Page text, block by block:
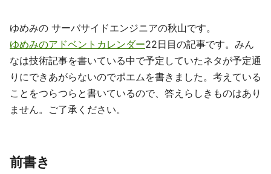
ゆめみの サーバサイドエンジニアの秋山です。
ゆめみのアドベントカレンダー22日目の記事です。みん
なは技術記事を書いている中で予定していたネタが予定通
りにできあがらないのでポエムを書きました。考えている
ことをつらつらと書いているので、答えらしきものはあり
ません。ご了承ください。
前書き